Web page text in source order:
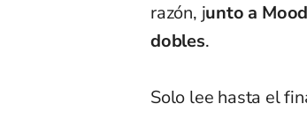
razón, junto a
dobles.
Solo lee hasta el